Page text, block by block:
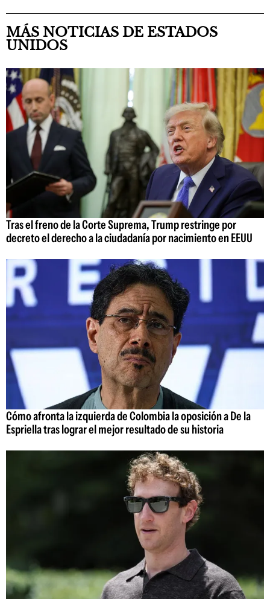
MÁS NOTICIAS DE ESTADOS
UNIDOS
Tras el freno de la Corte Suprema, Trump restringe por
decreto el derecho a la ciudadanía por nacimiento en EEUU
Cómo afronta la izquierda de Colombia la oposición a De la
Espriella tras lograr el mejor resultado de su historia